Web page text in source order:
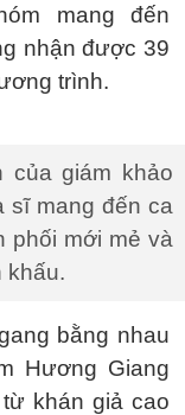
mang đến
nhận được 39
trình.
của giám khảo
sĩ mang đến ca
phối mới mẻ và
khấu.
bằng nhau
Hương Giang
khán giả cao